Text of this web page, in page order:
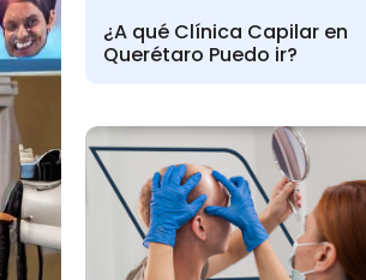
¿A qué Clínica Capilar en
Querétaro Puedo ir?